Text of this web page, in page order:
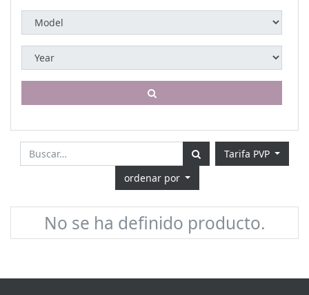
Tarifa PVP
ordenar por
No se ha definido producto.